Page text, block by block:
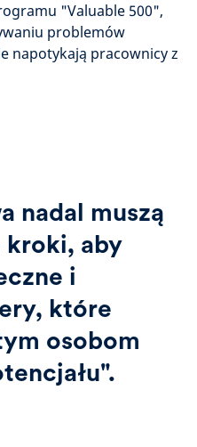
"Valuable 500",
problemów
napotykają pracownicy z
nadal muszą
kroki, aby
i
które
osobom